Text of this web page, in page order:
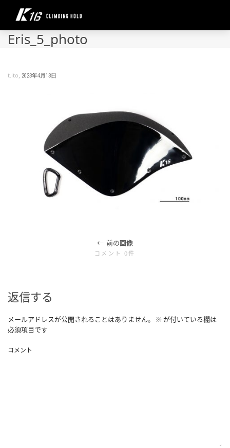
Eris_5_photo
t.ito, 2023年4月13日
前の画像
コメント 0件
返信する
メールアドレスが公開されることはありません。 ※ が付いている欄は
必須項目です
コメント